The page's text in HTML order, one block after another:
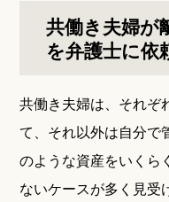
共働き夫婦が
を弁護士に依
共働き夫婦は、それぞ
て、それ以外は自分で
のような資産をいくら
ないケースが多く見受